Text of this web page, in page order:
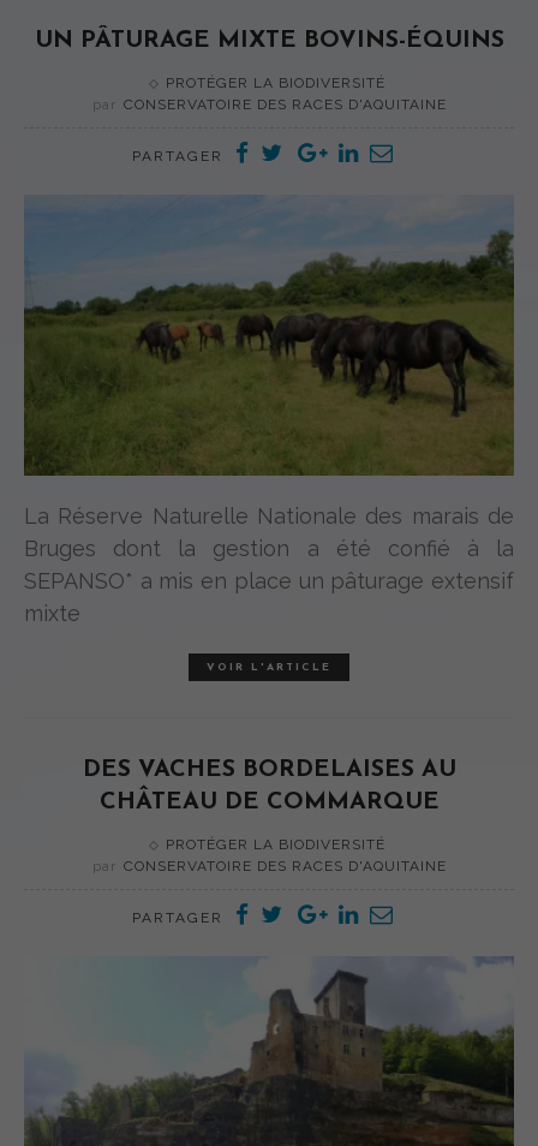
UN PÂTURAGE MIXTE BOVINS-ÉQUINS
PROTÉGER LA BIODIVERSITÉ
par CONSERVATOIRE DES RACES D'AQUITAINE
PARTAGER
La Réserve Naturelle Nationale des marais de
Bruges dont la gestion a été confié à la
SEPANSO* a mis en place un pâturage extensif
mixte
VOIR L'ARTICLE
DES VACHES BORDELAISES AU
CHÂTEAU DE COMMARQUE
PROTÉGER LA BIODIVERSITÉ
par CONSERVATOIRE DES RACES D'AQUITAINE
PARTAGER